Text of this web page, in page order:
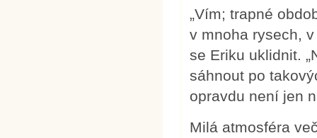
„Vím; trapné
v mnoha rysech,
se Eriku uklidnit.
sáhnout po
opravdu není jen
Milá atmosféra